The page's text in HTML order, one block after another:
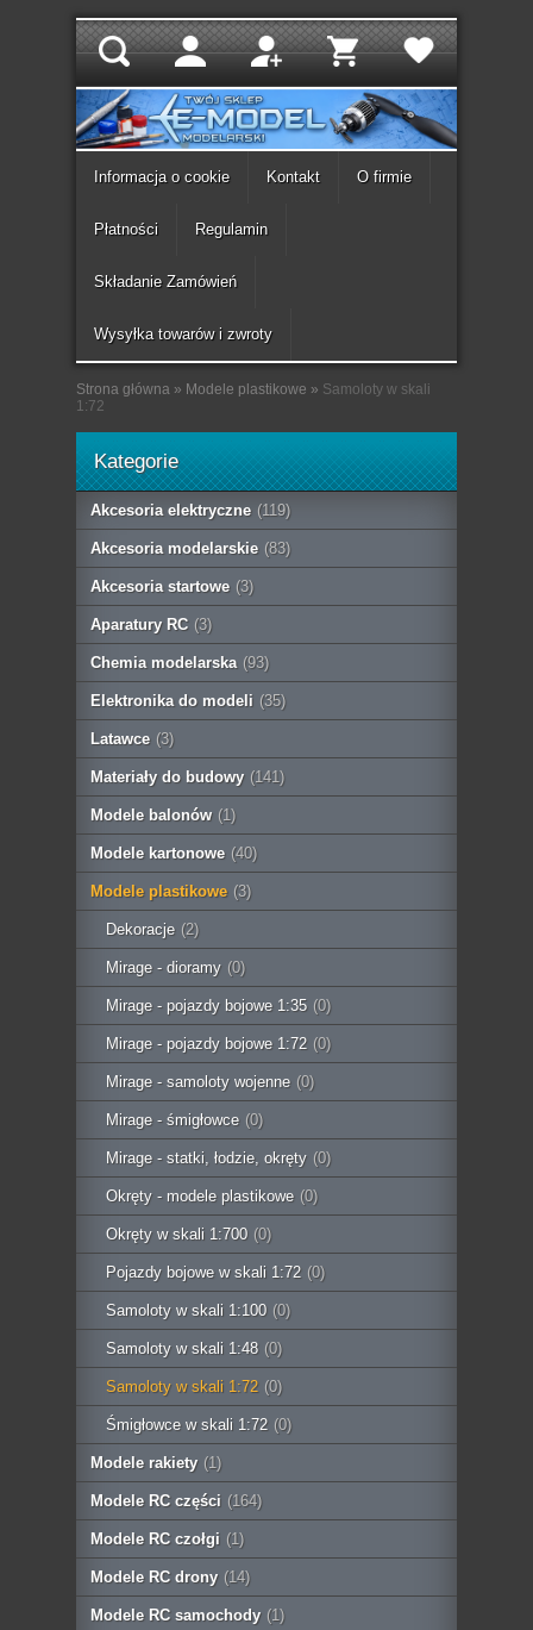
Informacja o cookie Kontakt O firmie
Płatności Regulamin
Składanie Zamówień
Wysyłka towarów i zwroty
Strona główna » Modele plastikowe » Samoloty w skali
1:72
Kategorie
Akcesoria elektryczne (119)
Akcesoria modelarskie (83)
Akcesoria startowe (3)
Aparatury RC (3)
Chemia modelarska (93)
Elektronika do modeli (35)
Latawce (3)
Materiały do budowy (141)
Modele balonów (1)
Modele kartonowe (40)
Modele plastikowe (3)
Dekoracje (2)
Mirage - dioramy (0)
Mirage - pojazdy bojowe 1:35 (0)
Mirage - pojazdy bojowe 1:72 (0)
Mirage - samoloty wojenne (0)
Mirage - śmigłowce (0)
Mirage - statki, łodzie, okręty (0)
Okręty - modele plastikowe (0)
Okręty w skali 1:700 (0)
Pojazdy bojowe w skali 1:72 (0)
Samoloty w skali 1:100 (0)
Samoloty w skali 1:48 (0)
Samoloty w skali 1:72 (0)
Śmigłowce w skali 1:72 (0)
Modele rakiety (1)
Modele RC części (164)
Modele RC czołgi (1)
Modele RC drony (14)
Modele RC samochody (1)